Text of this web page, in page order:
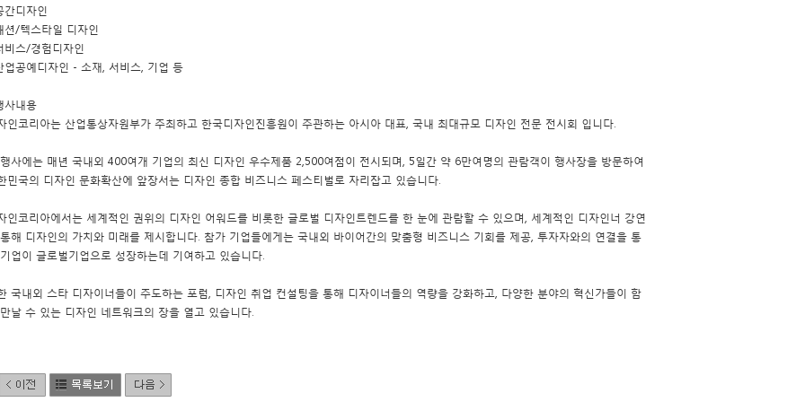
간디자인
션/텍스타일 디자인
비스/경험디자인
업공예디자인 - 소재, 서비스, 기업 등
사내용
인코리아는 산업통상자원부가 주최하고 한국디자인진흥원이 주관하는 아시아 대표, 국내 최대규모 디자인 전문 전시회 입니다.
사에는 매년 국내외 400여개 기업의 최신 디자인 우수제품 2,500여점이 전시되며, 5일간 약 6만여명의 관람객이 행사장을 방문하여
민국의 디자인 문화확산에 앞장서는 디자인 종합 비즈니스 페스티벌로 자리잡고 있습니다.
인코리아에서는 세계적인 권위의 디자인 어워드를 비롯한 글로벌 디자인트렌드를 한 눈에 관람할 수 있으며, 세계적인 디자인너 강연
해 디자인의 가치와 미래를 제시합니다. 참가 기업들에게는 국내외 바이어간의 맞춤형 비즈니스 기회를 제공, 투자자와의 연결을 통
업이 글로벌기업으로 성장하는데 기여하고 있습니다.
국내외 스타 디자이너들이 주도하는 포럼, 디자인 취업 컨설팅을 통해 디자이너들의 역량을 강화하고, 다양한 분야의 혁신가들이 함
날 수 있는 디자인 네트워크의 장을 열고 있습니다.